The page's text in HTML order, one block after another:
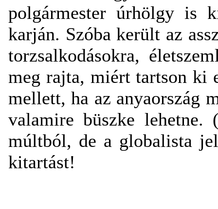
polgármester úrhölgy is
karján. Szóba került az
torzsalkodásokra,
meg rajta, miért tartson ki
mellett, ha az anyaország
valamire büszke lehetne.
múltból, de a globalista
kitartást!